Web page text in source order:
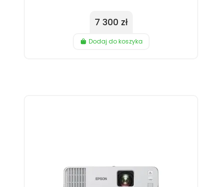
7 300 zł
Dodaj do koszyka